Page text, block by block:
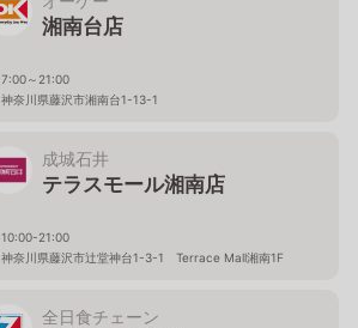
湘南台店
7:00～21:00
神奈川県藤沢市湘南台1-13-1
成城石井
テラスモール湘南店
10:00-21:00
神奈川県藤沢市辻堂神台1-3-1 Terrace Mall湘南1F
全日食チェーン